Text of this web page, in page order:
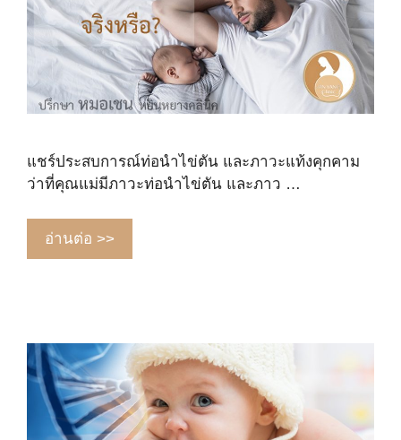
แชร์ประสบการณ์ท่อนำไข่ตัน และภาวะแท้งคุกคาม
ว่าที่คุณแม่มีภาวะท่อนำไข่ตัน และภาว …
อ่านต่อ >>